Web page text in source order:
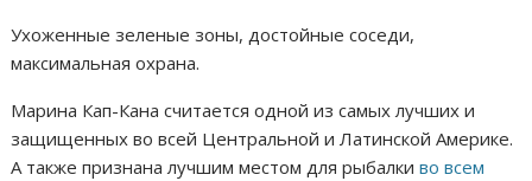
Ухоженные зеленые зоны, достойные соседи,
максимальная охрана.
Марина Кап-Кана считается одной из самых лучших и
защищенных во всей Центральной и Латинской Америке.
А также признана лучшим местом для рыбалкиво всем